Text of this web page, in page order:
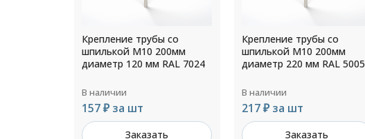
Крепление трубы со
шпилькой М10 200мм
диаметр 220 мм RAL 5005
В наличии
217 ₽ за шт
Заказать
Крепление трубы со
шпилькой М10 200мм
диаметр 150 мм RAL 6005
В наличии
190 ₽ за шт
Заказать